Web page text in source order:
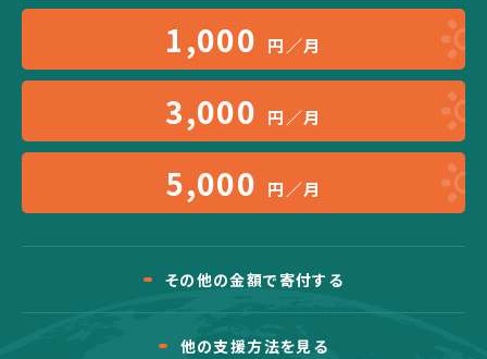
1,000 円／月
3,000 円／月
5,000 円／月
その他の金額で寄付する
他の支援方法を見る